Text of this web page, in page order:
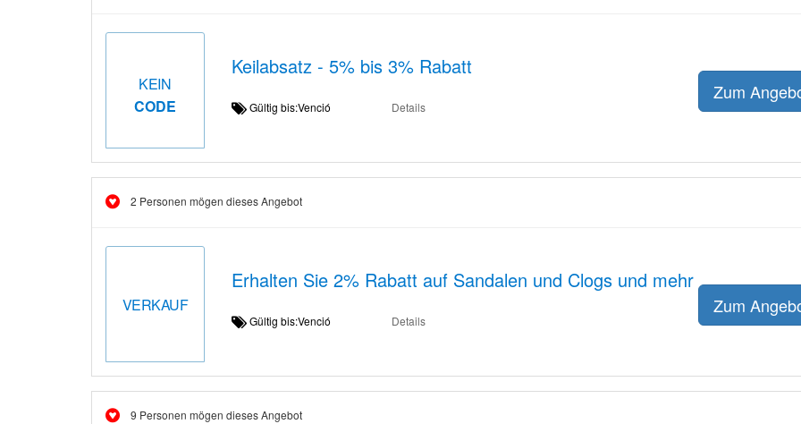
KEIN
CODE
Keilabsatz - 5% bis 3% Rabatt
Gültig bis:Venció Details
Zum
2 Personen mögen dieses Angebot
VERKAUF
Erhalten Sie 2% Rabatt auf Sandalen und Clogs und mehr
Gültig bis:Venció Details
Zum
9 Personen mögen dieses Angebot